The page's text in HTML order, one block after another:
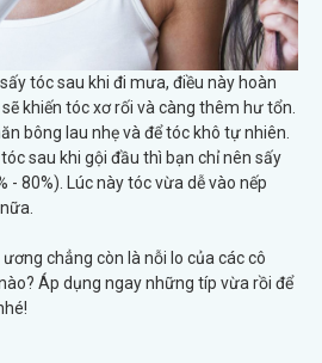
tóc sau khi đi mưa, điều này hoàn
khiến tóc xơ rối và càng thêm hư tổn.
bông lau nhẹ và để tóc khô tự nhiên.
sau khi gội đầu thì bạn chỉ nên sấy
- 80%). Lúc này tóc vừa dễ vào nếp
chẳng còn là nỗi lo của các cô
Áp dụng ngay những típ vừa rồi để